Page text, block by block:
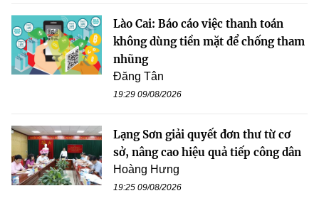
Lào Cai: Báo cáo việc thanh toán
không dùng tiền mặt để chống tham
nhũng
Đăng Tân
19:29 09/08/2026
Lạng Sơn giải quyết đơn thư từ cơ
sở, nâng cao hiệu quả tiếp công dân
Hoàng Hưng
19:25 09/08/2026